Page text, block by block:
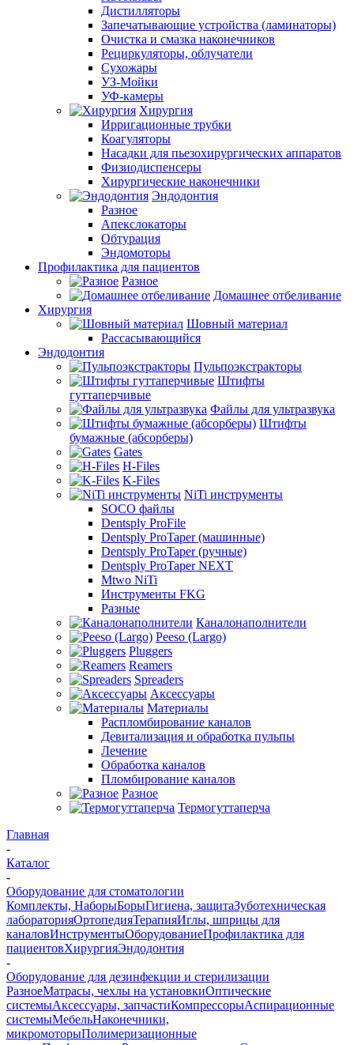
Дистилляторы
Запечатывающие устройства (ламинаторы)
Очистка и смазка наконечников
Рециркуляторы, облучатели
Сухожары
УЗ-Мойки
УФ-камеры
Хирургия
Ирригационные трубки
Коагуляторы
Насадки для пьезохирургических аппаратов
Физиодиспенсеры
Хирургические наконечники
Эндодонтия
Разное
Апекслокаторы
Обтурация
Эндомоторы
Профилактика для пациентов
Разное
Домашнее отбеливание
Хирургия
Шовный материал
Рассасывающийся
Эндодонтия
Пульпоэкстракторы
Штифты
гуттаперчивые
Файлы для ультразвука
Штифты
бумажные (абсорберы)
Gates
H-Files
K-Files
NiTi инструменты
SOCO файлы
Dentsply ProFile
Dentsply ProTaper (машинные)
Dentsply ProTaper (ручные)
Dentsply ProTaper NEXT
Mtwo NiTi
Инструменты FKG
Разные
Каналонаполнители
Peeso (Largo)
Pluggers
Reamers
Spreaders
Аксессуары
Материалы
Распломбирование каналов
Девитализация и обработка пульпы
Лечение
Обработка каналов
Пломбирование каналов
Разное
Термогуттаперча
Главная
-
Каталог
-
Оборудование для стоматологии
Комплекты, НаборыБорыГигиена, защитаЗуботехническая
лабораторияОртопедияТерапияИглы, шприцы для
каналовИнструментыОборудованиеПрофилактика для
пациентовХирургияЭндодонтия
-
Оборудование для дезинфекции и стерилизации
РазноеМатрасы, чехлы на установкиОптические
системыАксессуары, запчастиКомпрессорыАспирационные
системыМебельНаконечники,
микромоторыПолимеризационные